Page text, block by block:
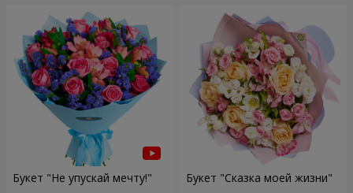
Букет "Не упускай мечту!" Букет "Сказка моей жизни"